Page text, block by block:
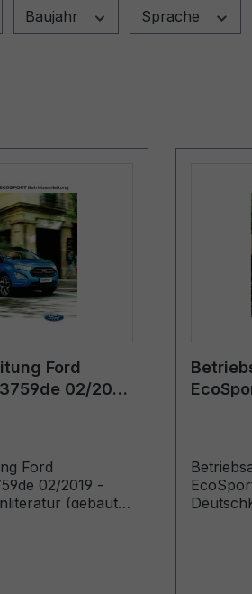
Baujahr Sprache
Ford
02/2019
Ford
02/2019 -
(gebaut